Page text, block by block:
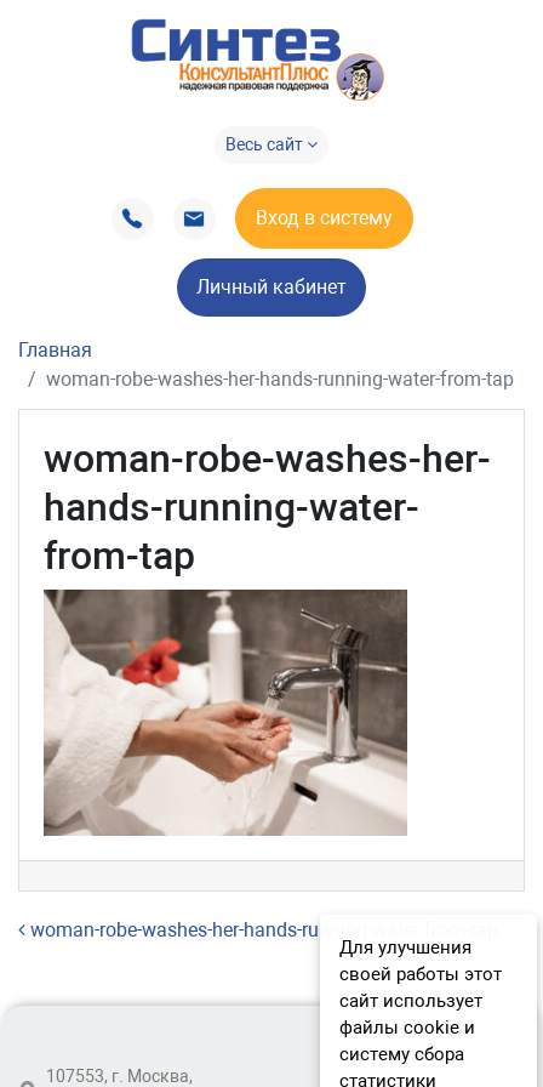
Весь сайт
Вход в систему
Личный кабинет
Главная
woman-robe-washes-her-hands-running-water-from-tap
woman-robe-washes-her-
hands-running-water-
from-tap
Навигация по записям
woman-robe-washes-her-hands-running-water-from-tap
107553, г. Москва,
Для улучшения
своей работы этот
сайт использует
файлы cookie и
систему сбора
статистики